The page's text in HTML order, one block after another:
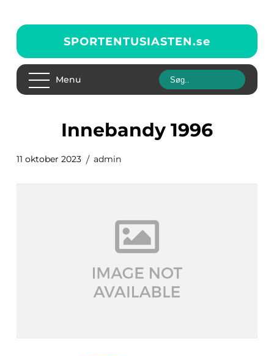
SPORTENTUSIASTEN.se
Menu
innebandy 1996
11 oktober 2023 admin